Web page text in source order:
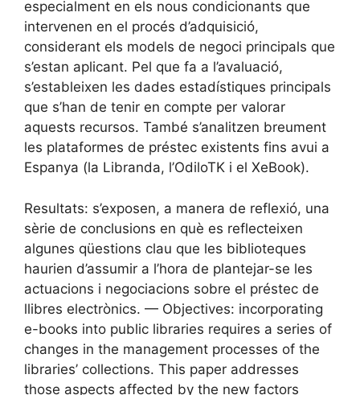
especialment en els nous condicionants que
intervenen en el procés d’adquisició,
considerant els models de negoci principals que
s’estan aplicant. Pel que fa a l’avaluació,
s’estableixen les dades estadístiques principals
que s’han de tenir en compte per valorar
aquests recursos. També s’analitzen breument
les plataformes de préstec existents fins avui a
Espanya (la Libranda, l’OdiloTK i el XeBook).
Resultats: s’exposen, a manera de reflexió, una
sèrie de conclusions en què es reflecteixen
algunes qüestions clau que les biblioteques
haurien d’assumir a l’hora de plantejar-se les
actuacions i negociacions sobre el préstec de
llibres electrònics. — Objectives: incorporating
e-books into public libraries requires a series of
changes in the management processes of the
libraries’ collections. This paper addresses
those aspects affected by the new factors